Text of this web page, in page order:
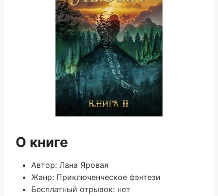
О книге
Автор: Лана Яровая
Жанр: Приключенческое фэнтези
Бесплатный отрывок: нет